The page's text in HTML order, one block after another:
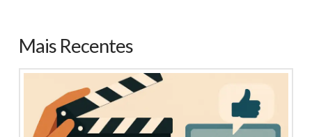
Mais Recentes